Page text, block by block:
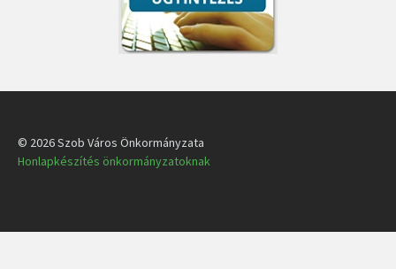
© 2026 Szob Város Önkormányzata
Honlapkészítés önkormányzatoknak